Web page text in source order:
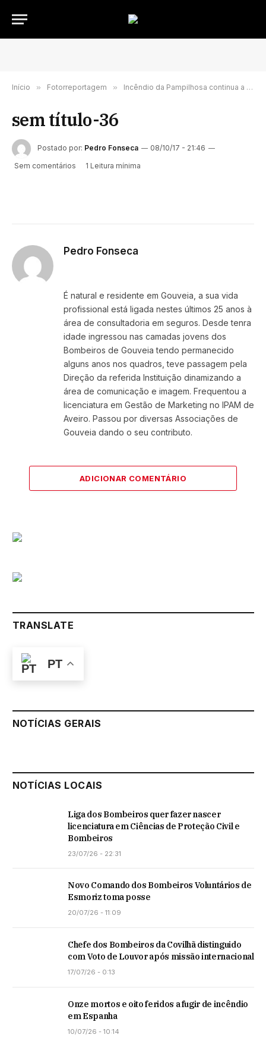
Início » Fotorreportagem » Incêndio da Pampilhosa continua a lavrar com grande intensidade – FOTORREPORTAGEM
sem título-36
Postado por: Pedro Fonseca
08/10/17 - 21:46
Sem comentários
1 Leitura mínima
Pedro Fonseca
É natural e residente em Gouveia, a sua vida
profissional está ligada nestes últimos 25 anos à
área de consultadoria em seguros. Desde tenra
idade ingressou nas camadas jovens dos
Bombeiros de Gouveia tendo permanecido
alguns anos nos quadros, teve passagem pela
Direção da referida Instituição dinamizando a
área de comunicação e imagem. Frequentou a
licenciatura em Gestão de Marketing no IPAM de
Aveiro. Passou por diversas Associações de
Gouveia dando o seu contributo.
ADICIONAR COMENTÁRIO
TRANSLATE
PT
NOTÍCIAS GERAIS
NOTÍCIAS LOCAIS
Liga dos Bombeiros quer fazer nascer
licenciatura em Ciências de Proteção Civil e
Bombeiros
23/07/26 - 22:31
Novo Comando dos Bombeiros Voluntários de
Esmoriz toma posse
20/07/26 - 11:09
Chefe dos Bombeiros da Covilhã distinguido
com Voto de Louvor após missão internacional
17/07/26 - 0:13
Onze mortos e oito feridos a fugir de incêndio
em Espanha
10/07/26 - 10:14